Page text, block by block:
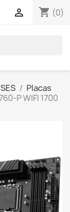
shopping_cart (0)

Placas
P WIFI 1700